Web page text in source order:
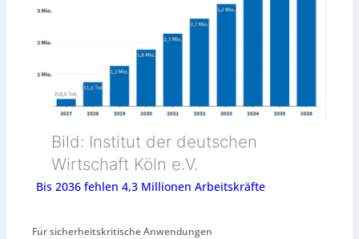
Bild: Institut der deutschen
Wirtschaft Köln e.V.
Bis 2036 fehlen 4,3 Millionen Arbeitskräfte
Für sicherheitskritische Anwendungen